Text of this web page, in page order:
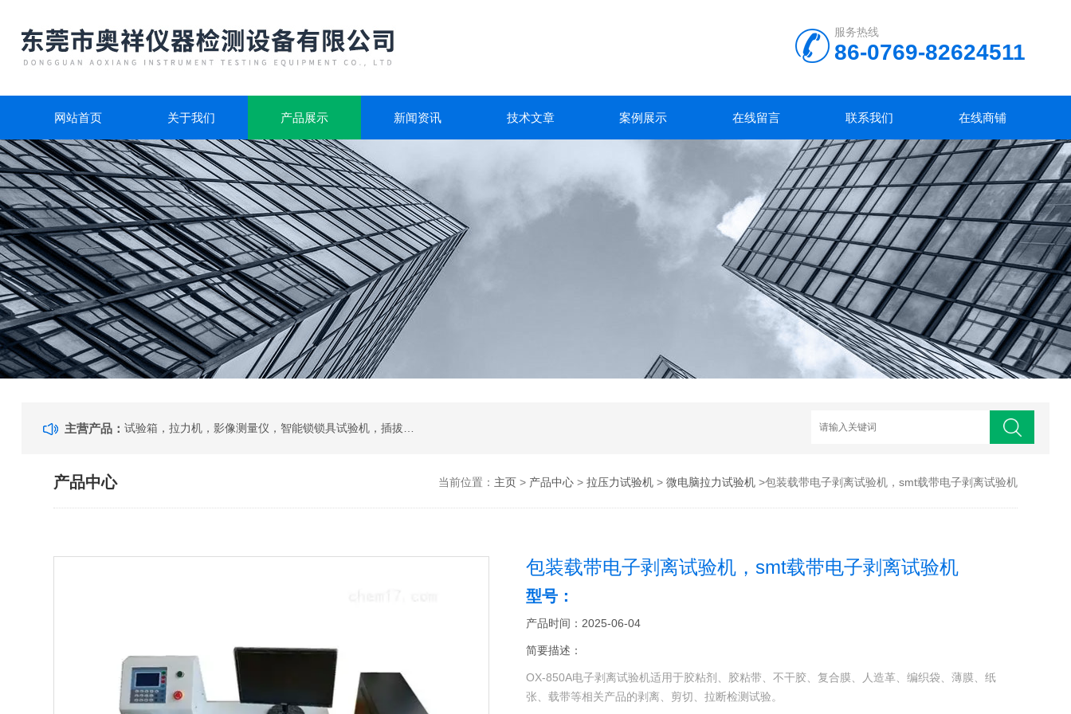
服务热线
86-0769-82624511
网站首页 关于我们 产品展示 新闻资讯 技术文章 案例展示 在线留言 联系我们 在线商铺
主营产品：
产品中心 当前位置： 主页> 产品中心> 拉压力试验机> 微电脑拉力试验机>包装载带电子剥离试验机，smt载带电子剥离试验机
包装载带电子剥离试验机，smt载带电子剥离试验机
型号：
产品时间：2025-06-04
简要描述：
OX-850A电子剥离试验机适用于胶粘剂、胶粘带、不干胶、复合膜、人造革、编织袋、薄膜、纸
张、载带等相关产品的剥离、剪切、拉断检测试验。